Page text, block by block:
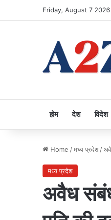
Friday, August 7 2026
होम देश विदेश
Home /मध्य प्रदेश /
मध्य प्रदेश
अवैध